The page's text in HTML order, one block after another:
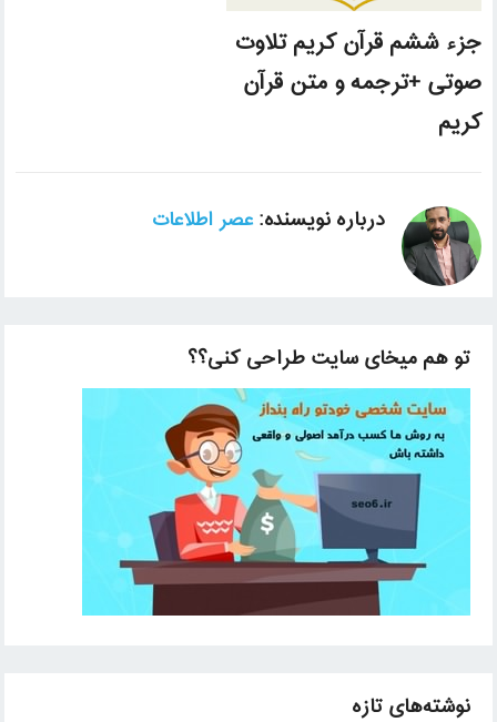
جزء ششم قرآن کریم تلاوت
صوتی +ترجمه و متن قرآن
کریم
درباره نویسنده:عصر اطلاعات
تو هم میخای سایت طراحی کنی؟؟
نوشته‌های تازه